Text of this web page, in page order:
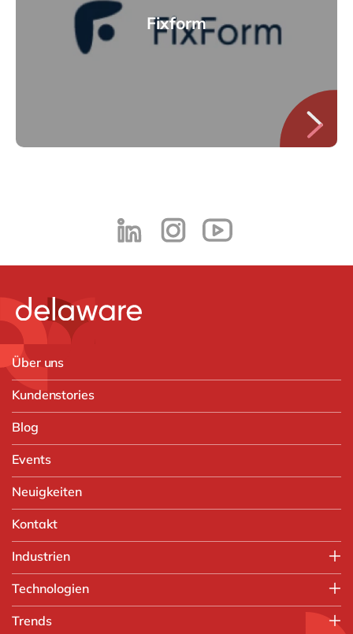
Fixform
Über uns
Kundenstories
Blog
Events
Neuigkeiten
Kontakt
Industrien
Druck und Verpackung
Papierverarbeitung
Technologien
Trends